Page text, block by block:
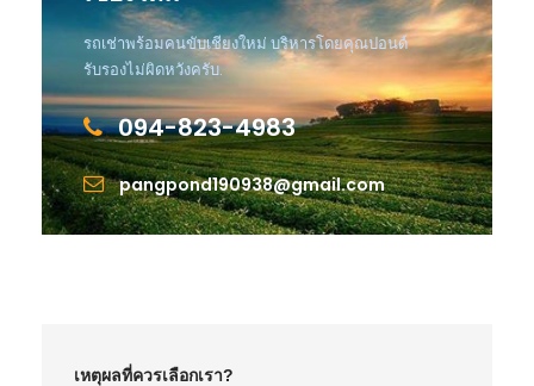
รถเช่าพร้อมคนขับเชียงใหม่ บริหารโดยคุณปอนด์
รับรองไม่ผิดหวังครับ.
094-823-4983
pangpond190938@gmail.com
เหตุผลที่ควรเลือกเรา?